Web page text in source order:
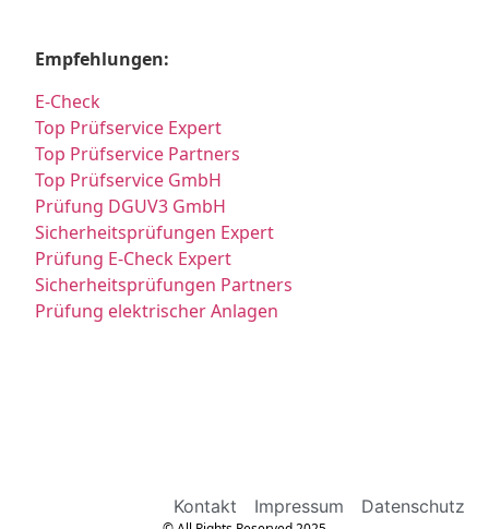
Empfehlungen:
E-Check
Top Prüfservice Expert
Top Prüfservice Partners
Top Prüfservice GmbH
Prüfung DGUV3 GmbH
Sicherheitsprüfungen Expert
Prüfung E-Check Expert
Sicherheitsprüfungen Partners
Prüfung elektrischer Anlagen
Kontakt Impressum Datenschutz